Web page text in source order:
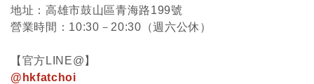
地址：高雄市鼓山區青海路199號
營業時間：10:30－20:30（週六公休）
【官方LINE@】
@hkfatchoi